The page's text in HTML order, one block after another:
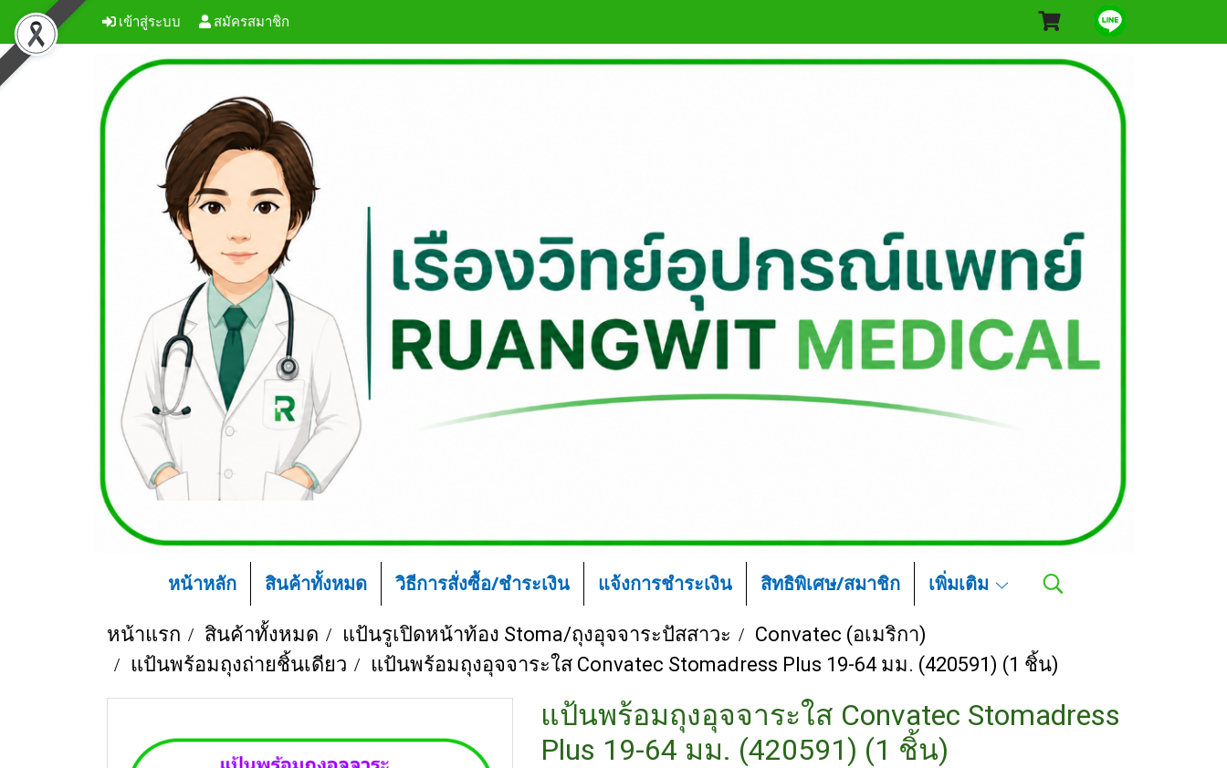
เข้าสู่ระบบ สมัครสมาชิก
หน้าหลัก สินค้าทั้งหมด วิธีการสั่งซื้อ/ชำระเงิน แจ้งการชำระเงิน สิทธิพิเศษ/สมาชิก เพิ่มเติม
หน้าแรก สินค้าทั้งหมด แป้นรูเปิดหน้าท้อง Stoma/ถุงอุจจาระปัสสาวะ
Convatec (อเมริกา)
แป้นพร้อมถุงถ่ายชิ้นเดียว
แป้นพร้อมถุงอุจจาระใส Convatec Stomadress Plus 19-64 มม. (420591) (1 ชิ้น)
แป้นพร้อมถุงอุจจาระใส Convatec Stomadress
Plus 19-64 มม. (420591) (1 ชิ้น)